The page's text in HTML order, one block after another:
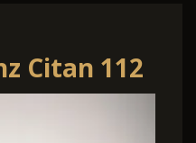
Citan 112
PRO